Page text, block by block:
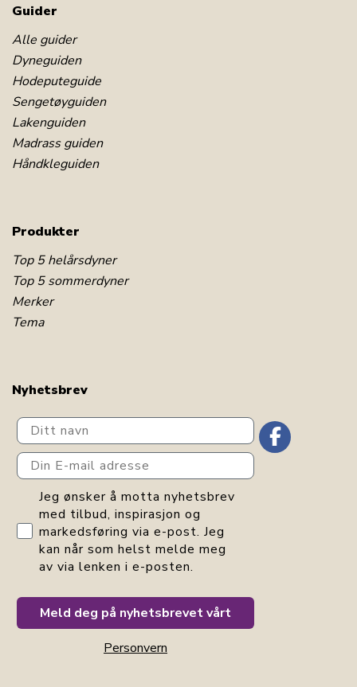
Guider
Alle guider
Dyneguiden
Hodeputeguide
Sengetøyguiden
Lakenguiden
Madrass guiden
Håndkleguiden
Produkter
Top 5 helårsdyner
Top 5 sommerdyner
Merker
Tema
Nyhetsbrev
Ditt navn
Din E-mail adresse
GDPR consent
Jeg ønsker å motta nyhetsbrev
med tilbud, inspirasjon og
markedsføring via e-post. Jeg
kan når som helst melde meg
av via lenken i e-posten.
Meld deg på nyhetsbrevet vårt
Personvern